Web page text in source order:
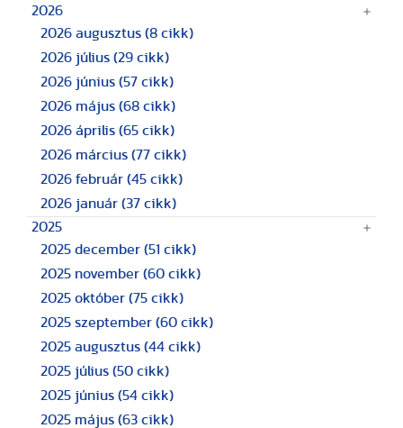
2026
2026 augusztus (8 cikk)
2026 július (29 cikk)
2026 június (57 cikk)
2026 május (68 cikk)
2026 április (65 cikk)
2026 március (77 cikk)
2026 február (45 cikk)
2026 január (37 cikk)
2025
2025 december (51 cikk)
2025 november (60 cikk)
2025 október (75 cikk)
2025 szeptember (60 cikk)
2025 augusztus (44 cikk)
2025 július (50 cikk)
2025 június (54 cikk)
2025 május (63 cikk)